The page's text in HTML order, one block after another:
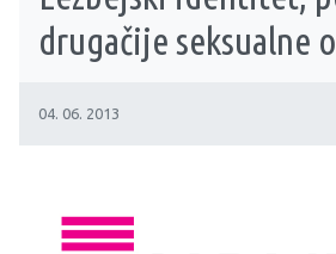
drugačije seksualne
04. 06. 2013